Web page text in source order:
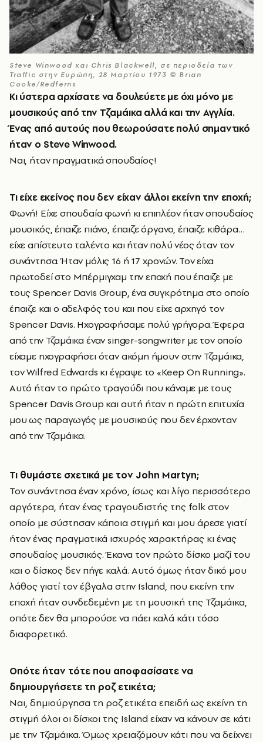
Steve Winwood και Chris Blackwell, σε περιοδεία των
Traffic στην Ευρώπη, 28 Μαρτίου 1973 © Brian
Cooke/Redferns
Κι ύστερα αρχίσατε να δουλεύετε με όχι μόνο με
μουσικούς από την Τζαμάικα αλλά και την Αγγλία.
Ένας από αυτούς που θεωρούσατε πολύ σημαντικό
ήταν ο SteveWinwood.
Ναι, ήταν πραγματικά σπουδαίος!
Τι είχε εκείνος που δεν είχαν άλλοι εκείνη την εποχή;
Φωνή! Είχε σπουδαία φωνή κι επιπλέον ήταν σπουδαίος
μουσικός, έπαιζε πιάνο, έπαιζε όργανο, έπαιζε κιθάρα…
είχε απίστευτο ταλέντο και ήταν πολύ νέος όταν τον
συνάντησα. Ήταν μόλις 16 ή 17 χρονών. Τον είχα
πρωτοδεί στο Μπέρμιγχαμ την εποχή που έπαιζε με
τους Spencer Davis Group, ένα συγκρότημα στο οποίο
έπαιζε και ο αδελφός του και που είχε αρχηγό τον
Spencer Davis. Hχογραφήσαμε πολύ γρήγορα. Έφερα
από την Τζαμάικα έναν singer-songwriter με τον οποίο
είχαμε ηχογραφήσει όταν ακόμη ήμουν στην Τζαμάικα,
τον Wilfred Edwards κι έγραψε το «Keep On Running».
Αυτό ήταν το πρώτο τραγούδι που κάναμε με τους
Spencer Davis Group και αυτή ήταν η πρώτη επιτυχία
μου ως παραγωγός με μουσικούς που δεν έρχονταν
από την Τζαμάικα.
Τι θυμάστε σχετικά με τον John Martyn;
Τον συνάντησα έναν χρόνο, ίσως και λίγο περισσότερο
αργότερα, ήταν ένας τραγουδιστής της folk στον
οποίο με σύστησαν κάποια στιγμή και μου άρεσε γιατί
ήταν ένας πραγματικά ισχυρός χαρακτήρας κι ένας
σπουδαίος μουσικός. Έκανα τον πρώτο δίσκο μαζί του
και ο δίσκος δεν πήγε καλά. Αυτό όμως ήταν δικό μου
λάθος γιατί τον έβγαλα στην Island, που εκείνη την
εποχή ήταν συνδεδεμένη με τη μουσική της Τζαμάικα,
οπότε δεν θα μπορούσε να πάει καλά κάτι τόσο
διαφορετικό.
Οπότε ήταν τότε που αποφασίσατε να
δημιουργήσετε τη ροζ ετικέτα;
Ναι, δημιούργησα τη ροζ ετικέτα επειδή ως εκείνη τη
στιγμή όλοι οι δίσκοι της Island είχαν να κάνουν σε κάτι
με την Τζαμάικα. Όμως χρειαζόμουν κάτι που να δείχνει